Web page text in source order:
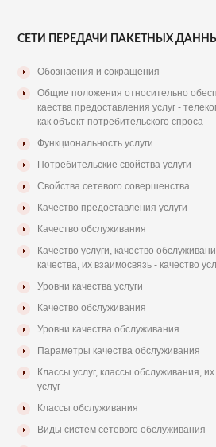
СЕТИ ПЕРЕДАЧИ ПАКЕТНЫХ
Обознаения и сокращения
Общие положения относительно
каества предоставления услуг -
как объект потребительского спроса
Функциональность услуги
Потребительские свойства услуги
Свойства сетевого совершенства
Качество предоставления услуги
Качество обслуживания
Качество услуги, качество
качества, их взаимосвязь - качество
Уровни качества услуги
Качество обслуживания
Уровни качества обслуживания
Параметры качества обслуживания
Классы услуг, классы обслуживания,
услуг
Классы обслуживания
Виды систем сетевого обслуживания